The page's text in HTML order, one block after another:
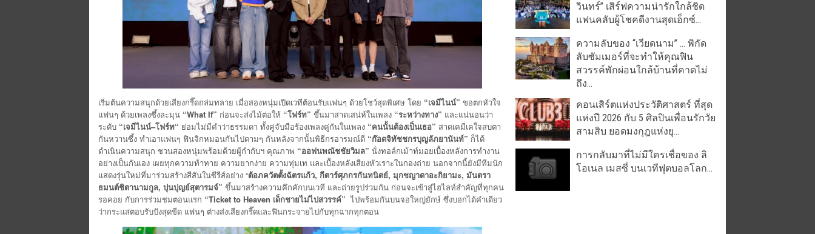
เริ่มต้นความสนุกด้วยเสียงกรี๊ดถล่มทลาย เมื่อสองหนุ่มเปิดเวทีต้อนรับแฟนๆ ด้วยโชว์สุดพิเศษ โดย “เจมีไนน์” ขอตกหัวใจ
แฟนๆ ด้วยเพลงซึ้งละมุน “What If” ก่อนจะส่งไม้ต่อให้ “โฟร์ท” ขึ้นมาสาดเสน่ห์ในเพลง “ระหว่างทาง” และแน่นอนว่า
ระดับ “เจมีไนน์–โฟร์ท“ ย่อมไม่มีคำว่าธรรมดา ทั้งคู่จับมือร้องเพลงคู่กันในเพลง “คนนั้นต้องเป็นเธอ” สาดเคมีเคใจสบตา
กันหวานซึ้ง ทำเอาแฟนๆ ฟินจิกหมอนกันไปตามๆ กันหลังจากนั้นพิธีกรอารมณ์ดี “ก๊อตจิทัชชกรบุญลัภยานันท์” ก็ได้
ดำเนินความสนุก ชวนสองหนุ่มพร้อมด้วยผู้กำกับฯ คุณภาพ “ออฟนพณัชชัยวิมล” นั่งทอล์กเม้าท์มอยเบื้องหลังการทำงาน
อย่างเป็นกันเอง เผยทุกความท้าทาย ความยากง่าย ความทุ่มเท และเบื้องหลังเสียงหัวเราะในกองถ่าย นอกจากนี้ยังมีทีมนัก
แสดงรุ่นใหม่ที่มาร่วมสร้างสีสันในซีรีส์อย่าง “ต้อภควัตตั้งฉัตรแก้ว, กีตาร์ศุภกรกันทนิตย์, มุกชญาดาอะกิยามะ, มันตรา
ธมนต์ชิตานามกูล, ปุนปุญย์สุตารมจ์” ขึ้นมาสร้างความคึกคักบนเวที และถ่ายรูปร่วมกัน ก่อนจะเข้าสู่ไฮไลท์สำคัญที่ทุกคน
รอคอย กับการร่วมชมตอนแรก “Ticket to Heaven เด็กชายไม่ไปสวรรค์” ไปพร้อมกันบนจอใหญ่ยักษ์ ซึ่งบอกได้คำเดียว
ว่ากระแสตอบรับปังสุดขีด แฟนๆ ต่างส่งเสียงกรี๊ดและฟินกระจายไปกับทุกฉากทุกตอน
วินทร์” เสิร์ฟความน่ารักใกล้ชิด
แฟนคลับผู้โชคดีงานสุดเอ็กซ์...
ความลับของ “เวียดนาม” … พิกัด
ลับซัมเมอร์ที่จะทำให้คุณฟิน
สวรรค์พักผ่อนใกล้บ้านที่คาดไม่
ถึง...
คอนเสิร์ตแห่งประวัติศาสตร์ ที่สุด
แห่งปี 2026 กับ 5 ศิลปินเพื่อนรักวัย
สามสิบ ยอดมงกุฎแห่งยุ...
การกลับมาที่ไม่มีใครเชื่อของ ลิ
โอเนล เมสซี่ บนเวทีฟุตบอลโลก...